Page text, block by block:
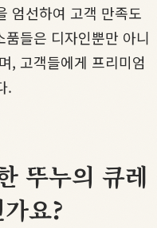
엄선하여 고객 만족도
품들은 디자인뿐만 아니
, 고객들에게 프리미엄
.
뚜누의 큐레
요?